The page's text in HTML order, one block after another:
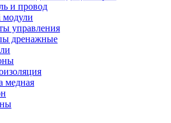
и провод
модули
управления
дренажные
медная